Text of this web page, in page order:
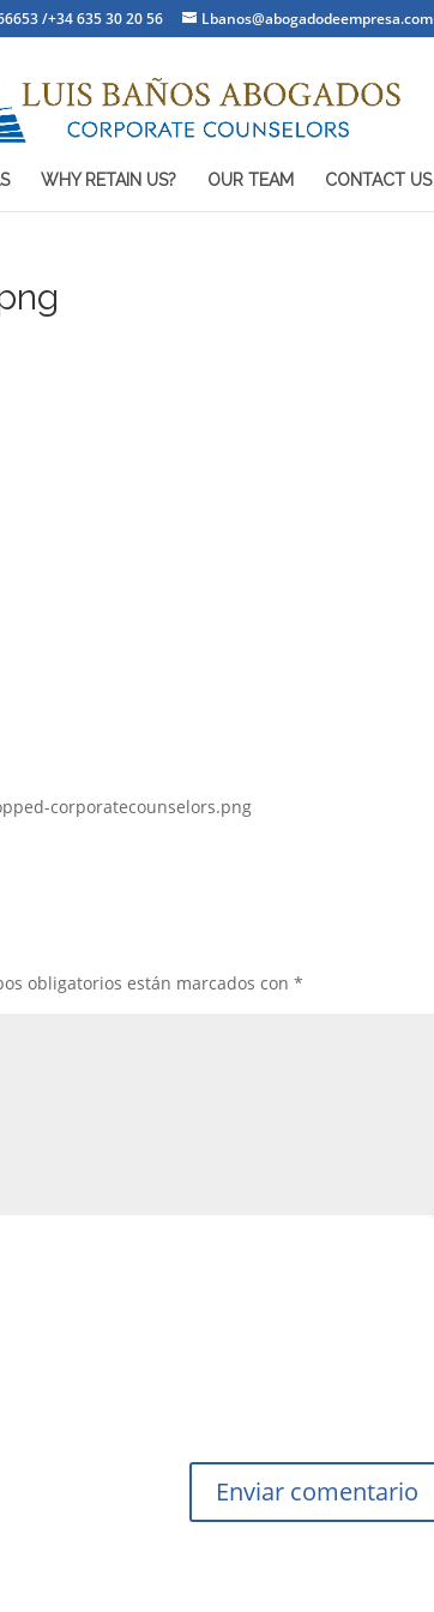
/+34 635 30 20 56 Lbanos@abogadodeempresa.com
WHY RETAIN US? OUR TEAM CONTACT US
corporatecounselors.png
obligatorios están marcados con*